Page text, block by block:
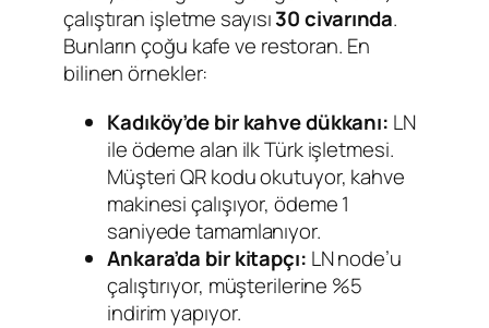
çalıştıran işletme sayısı30 civarında.
Bunların çoğu kafe ve restoran. En
bilinen örnekler:
Kadıköy’de bir kahve dükkanı: LN
ile ödeme alan ilk Türk işletmesi.
Müşteri QR kodu okutuyor, kahve
makinesi çalışıyor, ödeme 1
saniyede tamamlanıyor.
Ankara’da bir kitapçı: LN node’u
çalıştırıyor, müşterilerine %5
indirim yapıyor.